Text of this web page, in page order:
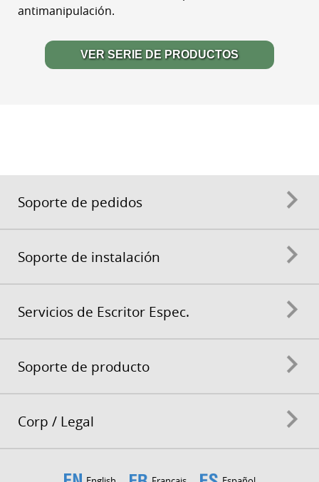
antimanipulación.
VER SERIE DE PRODUCTOS
Soporte de pedidos
Soporte de instalación
Servicios de Escritor Espec.
Soporte de producto
Corp / Legal